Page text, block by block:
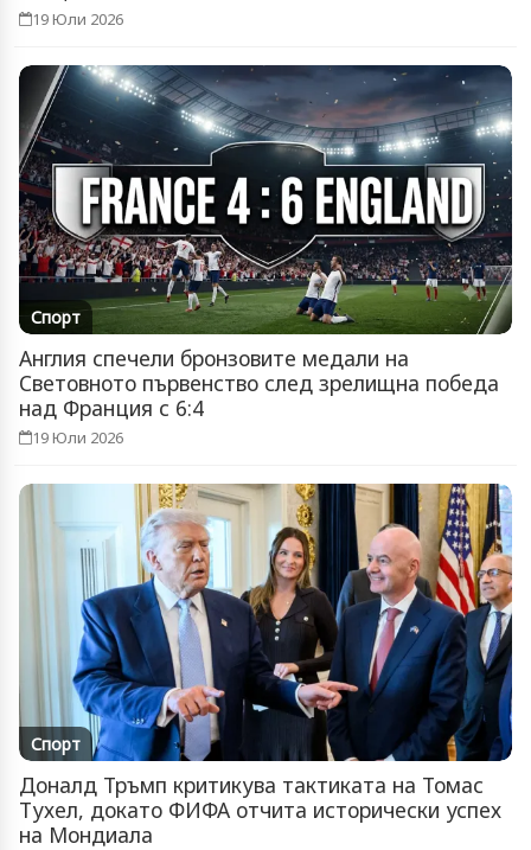
19 Юли 2026
Спорт
Англия спечели бронзовите медали на
Световното първенство след зрелищна победа
над Франция с 6:4
19 Юли 2026
Спорт
Доналд Тръмп критикува тактиката на Томас
Тухел, докато ФИФА отчита исторически успех
на Мондиала